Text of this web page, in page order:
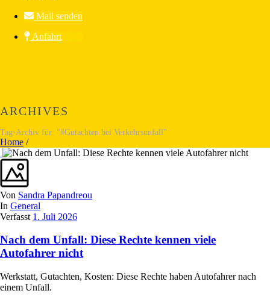
ARCHIVES
Tag-Archiv für: "#Gutachten bei Verkehrsunfall"
Home /
Von Sandra Papandreou
In General
Verfasst 1. Juli 2026
Nach dem Unfall: Diese Rechte kennen viele
Autofahrer nicht
Werkstatt, Gutachten, Kosten: Diese Rechte haben Autofahrer nach
einem Unfall.
Mail senden
Anfahrt